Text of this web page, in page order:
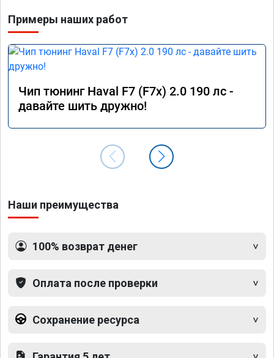
результаты должны быть еще лучше)
Примеры наших работ
Чип тюнинг Haval F7 (F7x) 2.0 190 лс -
давайте шить дружно!
Наши преимущества
100% возврат денег
Оплата после проверки
Сохранение ресурса